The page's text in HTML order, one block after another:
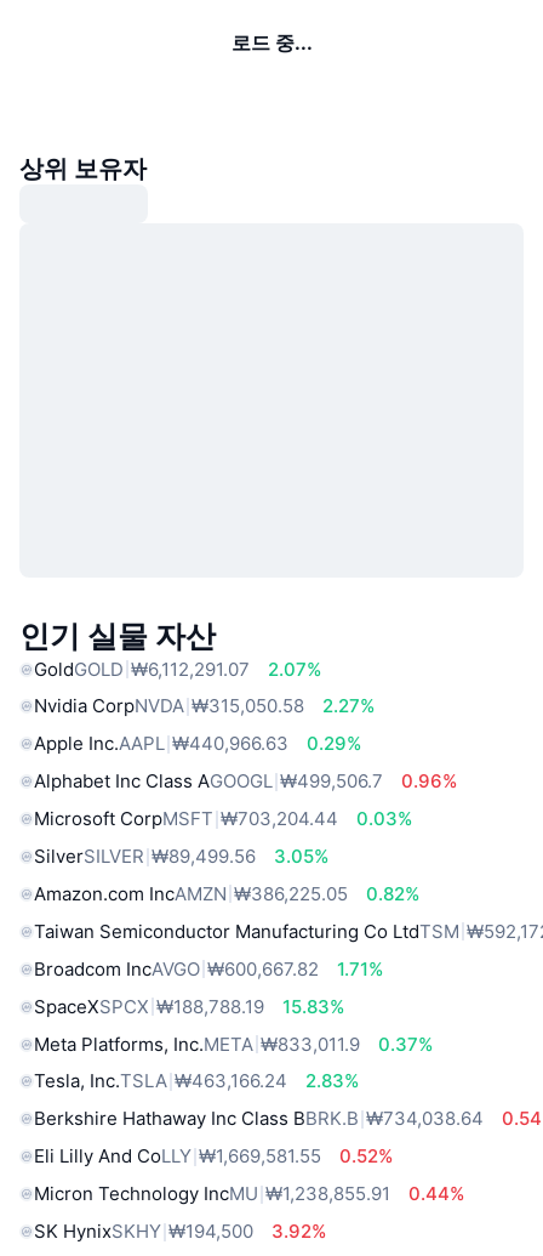
로드 중...
상위 보유자
인기 실물 자산
GoldGOLD ₩6,112,291.07
2.07%
Nvidia CorpNVDA ₩315,050.58
2.27%
Apple Inc.AAPL ₩440,966.63
0.29%
Alphabet Inc Class AGOOGL ₩499,506.7
0.96%
Microsoft CorpMSFT ₩703,204.44
0.03%
SilverSILVER ₩89,499.56
3.05%
Amazon.com IncAMZN ₩386,225.05
0.82%
Taiwan Semiconductor Manufacturing Co LtdTSM
Broadcom IncAVGO ₩600,667.82
1.71%
SpaceXSPCX ₩188,788.19
15.83%
Meta Platforms, Inc.META ₩833,011.9
0.37%
Tesla, Inc.TSLA ₩463,166.24
2.83%
Berkshire Hathaway Inc Class BBRK.B ₩734,038.64
Eli Lilly And CoLLY ₩1,669,581.55
0.52%
Micron Technology IncMU ₩1,238,855.91
0.44%
SK HynixSKHY ₩194,500
3.92%